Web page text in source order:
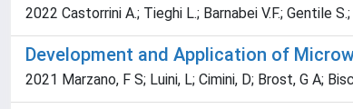
2022 Castorrini A.; Tieghi L.; Barnabei V.F.; Gentile
Development and Application of
2021 Marzano, F S; Luini, L; Cimini, D; Brost, G A;